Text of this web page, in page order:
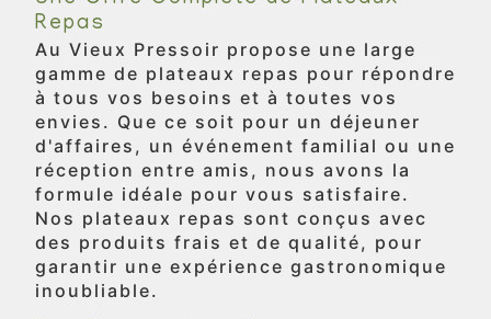
Repas
Au Vieux Pressoir propose une large
gamme de plateaux repas pour répondre
à tous vos besoins et à toutes vos
envies. Que ce soit pour un déjeuner
d'affaires, un événement familial ou une
réception entre amis, nous avons la
formule idéale pour vous satisfaire.
Nos plateaux repas sont conçus avec
des produits frais et de qualité, pour
garantir une expérience gastronomique
inoubliable.